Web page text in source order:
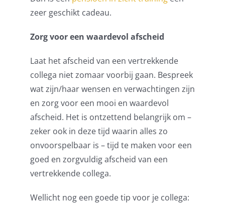
zeer geschikt cadeau.
Zorg voor een waardevol afscheid
Laat het afscheid van een vertrekkende
collega niet zomaar voorbij gaan. Bespreek
wat zijn/haar wensen en verwachtingen zijn
en zorg voor een mooi en waardevol
afscheid. Het is ontzettend belangrijk om –
zeker ook in deze tijd waarin alles zo
onvoorspelbaar is – tijd te maken voor een
goed en zorgvuldig afscheid van een
vertrekkende collega.
Wellicht nog een goede tip voor je collega: